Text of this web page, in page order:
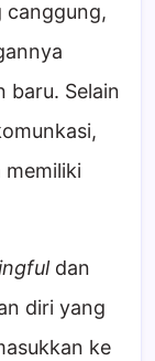
canggung,
baru. Selain
memiliki
dan
diri yang
ke